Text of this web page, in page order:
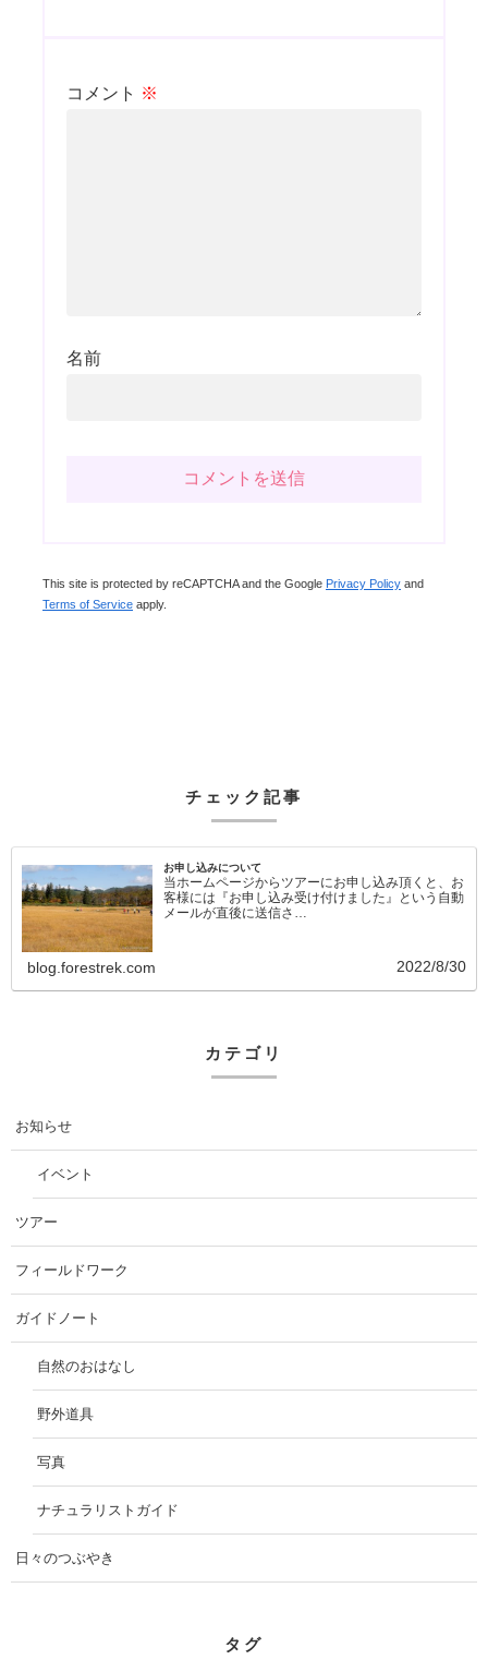
コメント ※
名前
This site is protected by reCAPTCHA and the Google Privacy Policy and
Terms of Service apply.
チェック記事
お申し込みについて
当ホームページからツアーにお申し込み頂くと、お
客様には『お申し込み受け付けました』という自動
メールが直後に送信さ…
blog.forestrek.com 2022/8/30
カテゴリ
お知らせ
イベント
ツアー
フィールドワーク
ガイドノート
自然のおはなし
野外道具
写真
ナチュラリストガイド
日々のつぶやき
タグ